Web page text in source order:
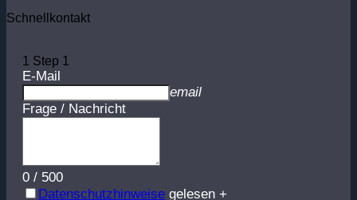
Schnellkontakt
1 Step 1
E-Mail
email
Frage / Nachricht
0 / 500
Datenschutzhinweise gelesen +